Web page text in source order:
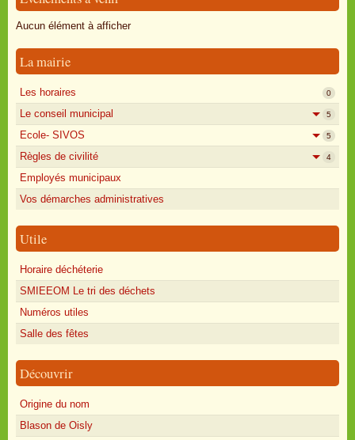
Oisly autrefois
Annonces
Aucun élément à afficher
La mairie
Les horaires 0
Le conseil municipal 5
Ecole- SIVOS 5
Règles de civilité 4
Employés municipaux
Vos démarches administratives
Utile
Horaire déchéterie
SMIEEOM Le tri des déchets
Numéros utiles
Salle des fêtes
Découvrir
Origine du nom
Blason de Oisly